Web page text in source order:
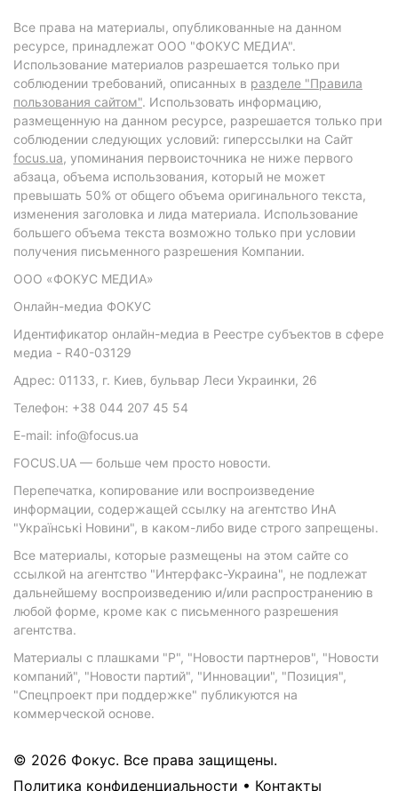
Все права на материалы, опубликованные на данном
ресурсе, принадлежат ООО "ФОКУС МЕДИА".
Использование материалов разрешается только при
соблюдении требований, описанных в разделе "Правила
пользования сайтом". Использовать информацию,
размещенную на данном ресурсе, разрешается только при
соблюдении следующих условий: гиперссылки на Сайт
focus.ua, упоминания первоисточника не ниже первого
абзаца, объема использования, который не может
превышать 50% от общего объема оригинального текста,
изменения заголовка и лида материала. Использование
большего объема текста возможно только при условии
получения письменного разрешения Компании.
ООО «ФОКУС МЕДИА»
Онлайн-медиа ФОКУС
Идентификатор онлайн-медиа в Реестре субъектов в сфере
медиа - R40-03129
Адрес: 01133, г. Киев, бульвар Леси Украинки, 26
Телефон: +38 044 207 45 54
E-mail: info@focus.ua
FOCUS.UA — больше чем просто новости.
Перепечатка, копирование или воспроизведение
информации, содержащей ссылку на агентство ИнА
"Українські Новини", в каком-либо виде строго запрещены.
Все материалы, которые размещены на этом сайте со
ссылкой на агентство "Интерфакс-Украина", не подлежат
дальнейшему воспроизведению и/или распространению в
любой форме, кроме как с письменного разрешения
агентства.
Материалы с плашками "Р", "Новости партнеров", "Новости
компаний", "Новости партий", "Инновации", "Позиция",
"Спецпроект при поддержке" публикуются на
коммерческой основе.
© 2026 Фокус. Все права защищены.
Политика конфиденциальности • Контакты